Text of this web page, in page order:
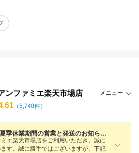
ンファミエ楽天市場店 メニュー
（5,740件）
【重要】2026年夏季休業期間の営業と発送のお知らせ・令和8年熊本地震の影響によるお届け遅延について
エ楽天市場店をご利用いただき、誠に
す。誠に勝手ではございますが、下記